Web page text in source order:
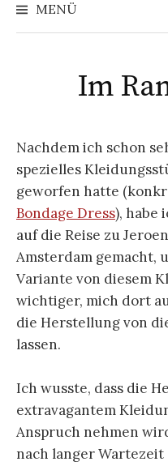
MENÜ
Im
Nachdem ich schon
spezielles
geworfen hatte
Bondage Dress), habe
auf die Reise zu
Amsterdam gemacht,
Variante von diesem
wichtiger, mich dort
die Herstellung von
lassen.
Ich wusste, dass die
extravagantem
Anspruch nehmen
nach langer